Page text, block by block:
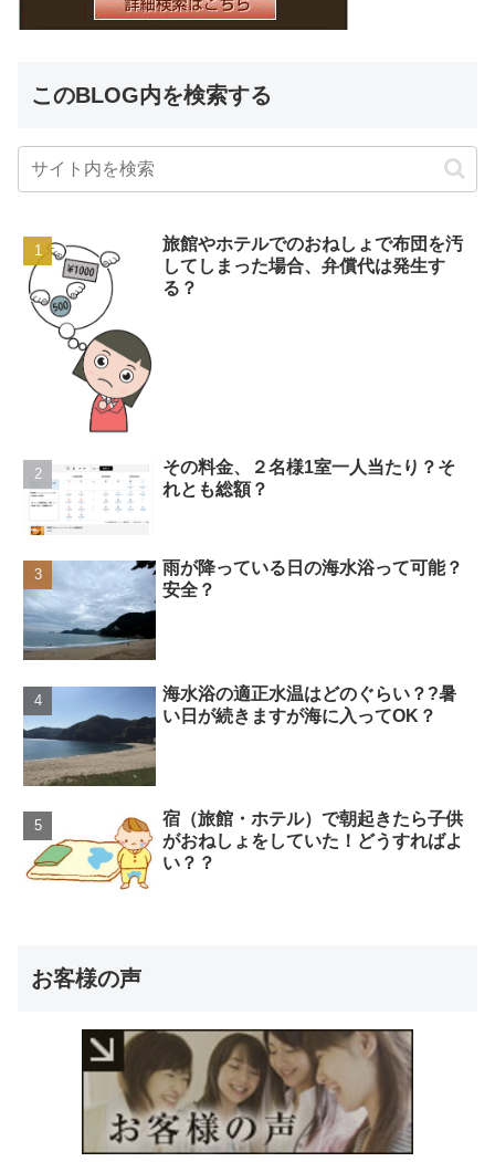
このBLOG内を検索する
旅館やホテルでのおねしょで布団を汚
してしまった場合、弁償代は発生す
る？
その料金、２名様1室一人当たり？そ
れとも総額？
雨が降っている日の海水浴って可能？
安全？
海水浴の適正水温はどのぐらい？?暑
い日が続きますが海に入ってOK？
宿（旅館・ホテル）で朝起きたら子供
がおねしょをしていた！どうすればよ
い？？
お客様の声